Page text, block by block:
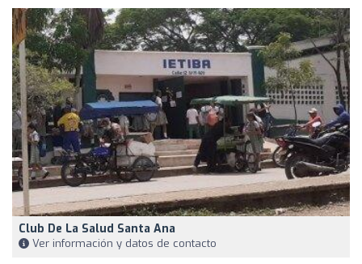
Club De La Salud Santa Ana
Ver información y datos de contacto